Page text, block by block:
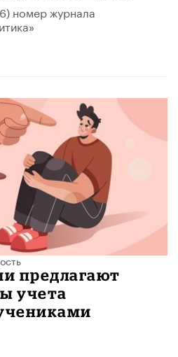
номер журнала
предлагают
учета